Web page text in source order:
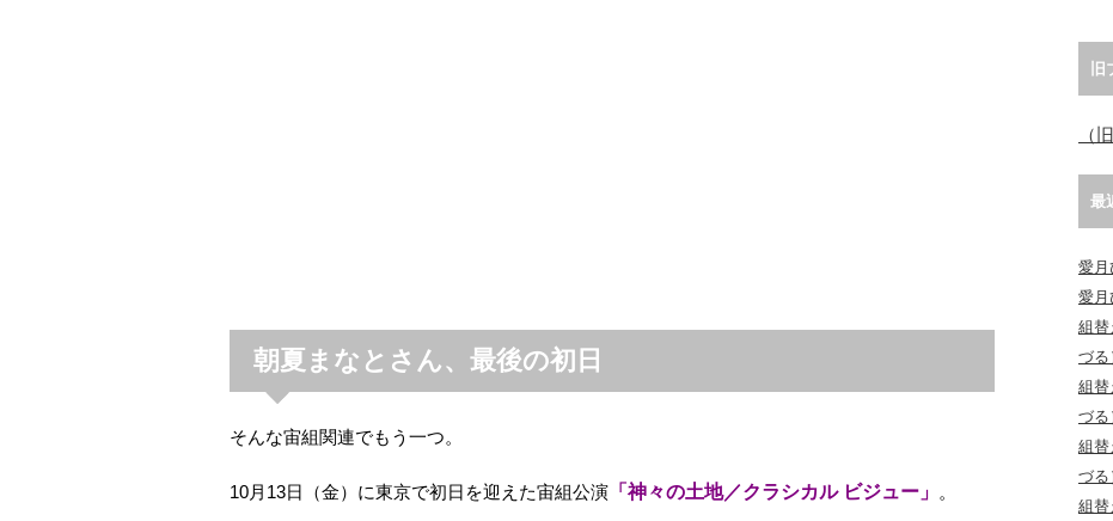
朝夏まなとさん、最後の初日
そんな宙組関連でもう一つ。
10月13日（金）に東京で初日を迎えた宙組公演 「神々の土地／クラシカル ビジュー」 。
（
最
愛月
愛月
組替
づる
組替
づる
組替
づる
組替